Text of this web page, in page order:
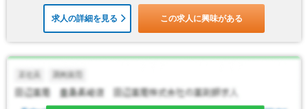
求人の詳細を見る この求人に興味がある